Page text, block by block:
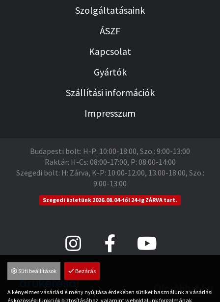
Szolgáltatásaink
ÁSZF
Kapcsolat
Gyártók
Szállítási információk
Impresszum
Budapesti bolt: H-P: 10:00-18:00, Szo.: 9:00-13:00
Raktár: H-Cs: 08:00-17:00, P: 08:00-14:00
Szegedi bolt: H: Zárva, K-P: 10:00-12:00, 13:00-18:00, Szo.:
9:00-13:00
Szegedi üzletünk 2026.08.04-től 24-ig ZÁRVA tart.
Süti beállítások Bezárás
A kényelmes vásárlási élmény nyújtása érdekében sütiket használunk a vásárlási
és közösségi funkciók biztosításához, valamint weboldalunk forgalmának